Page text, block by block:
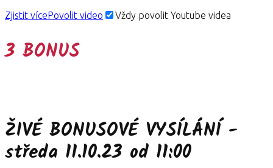
Zjistit vícePovolit video Vždy povolit Youtube videa
3 BONUS
ŽIVÉ BONUSOVÉ VYSÍLÁNÍ -
středa 11.10.23 od 11:00